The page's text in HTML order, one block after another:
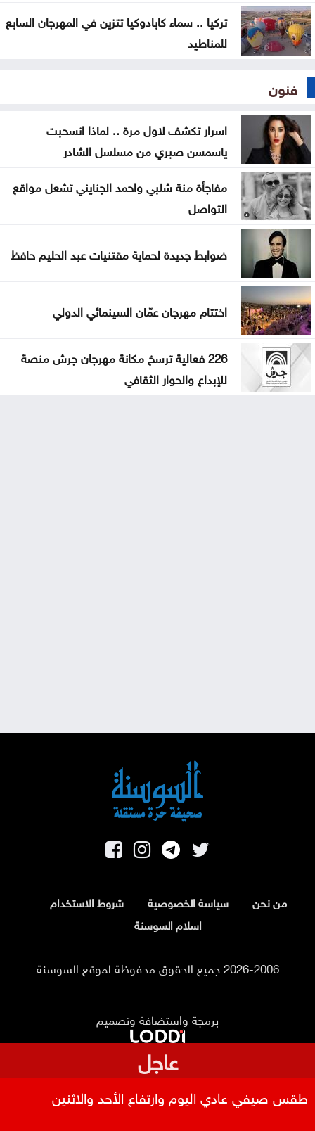
تركيا .. سماء كابادوكيا تتزين في المهرجان السابع
للمناطيد
فنون
اسرار تكشف لاول مرة .. لماذا انسحبت
ياسمسن صبري من مسلسل الشادر
مفاجأة منة شلبي واحمد الجنايني تشعل مواقع
التواصل
ضوابط جديدة لحماية مقتنيات عبد الحليم حافظ
اختتام مهرجان عمّان السينمائي الدولي
226 فعالية ترسخ مكانة مهرجان جرش منصة
للإبداع والحوار الثقافي
من نحن سياسة الخصوصية
شروط الاستخدام
اسلام السوسنة
2026-2006 جميع الحقوق محفوظة لموقع السوسنة
برمجة واستضافة وتصميم
عاجل
طقس صيفي عادي اليوم وارتفاع الأحد والاثنين